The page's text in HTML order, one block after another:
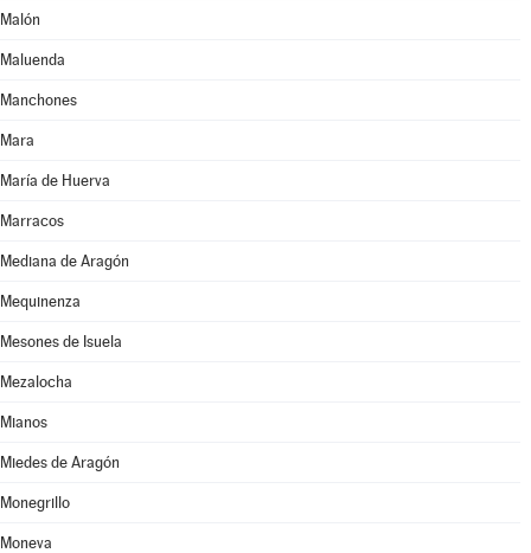
Malón
Maluenda
Manchones
Mara
María de Huerva
Marracos
Mediana de Aragón
Mequinenza
Mesones de Isuela
Mezalocha
Mianos
Miedes de Aragón
Monegrillo
Moneva